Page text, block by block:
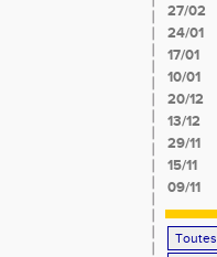
27/02
24/01
17/01
10/01
20/12
13/12
29/11
15/11
09/11